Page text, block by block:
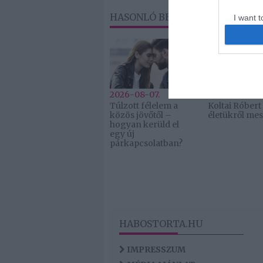
I want
web
I want
HASONLÓ BEJEGYZÉSEK
2026-08-07.
Túlzott félelem a
közös jövőtől –
hogyan kerüld el
egy új
párkapcsolatban?
Koltai Róbert
életükről
HABOSTORTA.HU
IMPRESSZUM